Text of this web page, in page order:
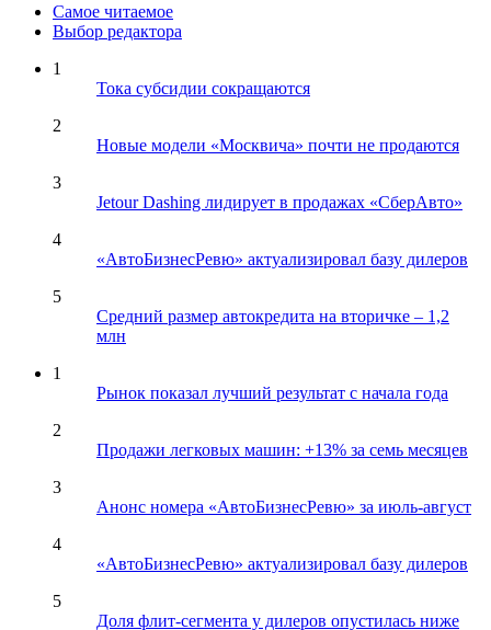
Самое читаемое
Выбор редактора
1
Тока субсидии сокращаются
2
Новые модели «Москвича» почти не продаются
3
Jetour Dashing лидирует в продажах «СберАвто»
4
«АвтоБизнесРевю» актуализировал базу дилеров
5
Средний размер автокредита на вторичке – 1,2
млн
1
Рынок показал лучший результат с начала года
2
Продажи легковых машин: +13% за семь месяцев
3
Анонс номера «АвтоБизнесРевю» за июль-август
4
«АвтоБизнесРевю» актуализировал базу дилеров
5
Доля флит-сегмента у дилеров опустилась ниже